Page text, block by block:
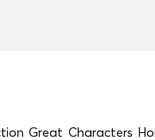
Great Characters